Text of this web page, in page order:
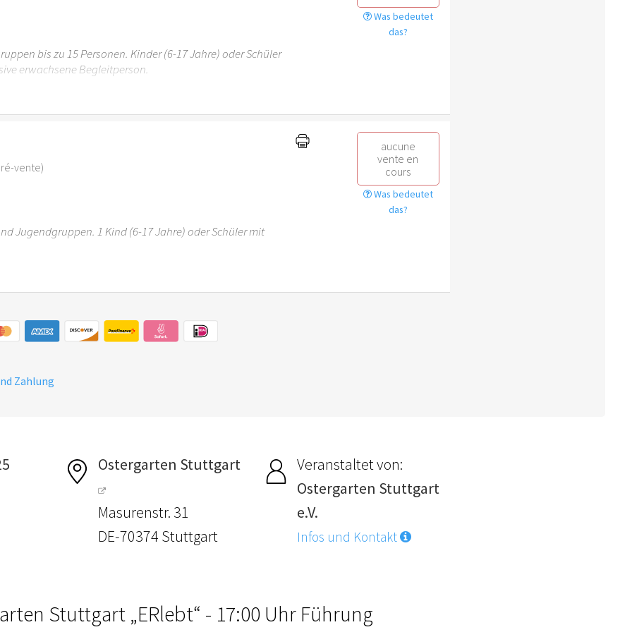
Was bedeutet
das?
bis zu 15 Personen. Kinder (6-17 Jahre) oder Schüler
erwachsene Begleitperson.
6 Jahren ist der Ostergarten Stuttgart nicht
vente)
aucune
vente en
cours
Was bedeutet
das?
Jugendgruppen. 1 Kind (6-17 Jahre) oder Schüler mit
6 Jahren ist der Ostergarten Stuttgart nicht
Zahlung
Ostergarten Stuttgart
Masurenstr. 31
DE-70374 Stuttgart
Veranstaltet von:
Ostergarten Stuttgart
e.V.
Infos und Kontakt
Stuttgart „ERlebt“ - 17:00 Uhr Führung